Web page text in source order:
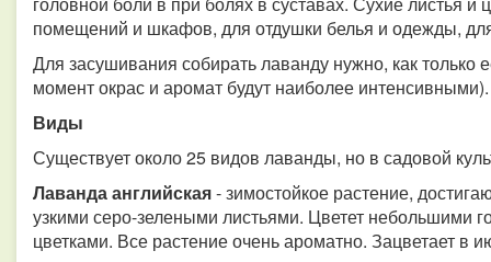
помещений и шкафов, для отдушки белья и одежды,
Для засушивания собирать лаванду нужно, как только
момент окрас и аромат будут наиболее интенсивными).
Виды
Существует около 25 видов лаванды, но в садовой
Лаванда английская- зимостойкое растение,
узкими серо-зелеными листьями. Цветет
цветками. Все растение очень ароматно. Зацветает в